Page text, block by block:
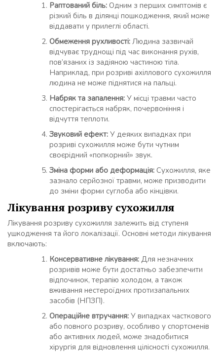
Раптований біль: Одним з перших симптомів є
різкий біль в ділянці пошкодження, який може
віддавати у прилеглі області.
Обмеження рухливості: Людина зазвичай
відчуває труднощі під час виконання рухів,
пов’язаних із задіяною частиною тіла.
Наприклад, при розриві ахіллового сухожилля
людина не може піднятися на пальці.
Набряк та запалення: У місці травми часто
спостерігається набряк, почервоніння і
відчуття теплоти.
Звуковий ефект: У деяких випадках при
розриві сухожилля може бути чутним
своєрідний «попкорний» звук.
Зміна форми або деформація: Сухожилля, яке
зазнало серйозної травми, може призводити
до зміни форми суглоба або кінцівки.
Лікування розриву сухожилля
Лікування розриву сухожилля залежить від ступеня
ушкодження та його локалізації. Основні методи лікування
включають:
Консервативне лікування: Для незначних
розривів може бути достатньо забезпечити
відпочинок, терапію холодом, а також
вживання нестероїдних протизапальних
засобів (НПЗП).
Операційне втручання: У випадках часткового
або повного розриву, особливо у спортсменів
або активних людей, може знадобитися
хірургія для відновлення цілісності сухожилля.